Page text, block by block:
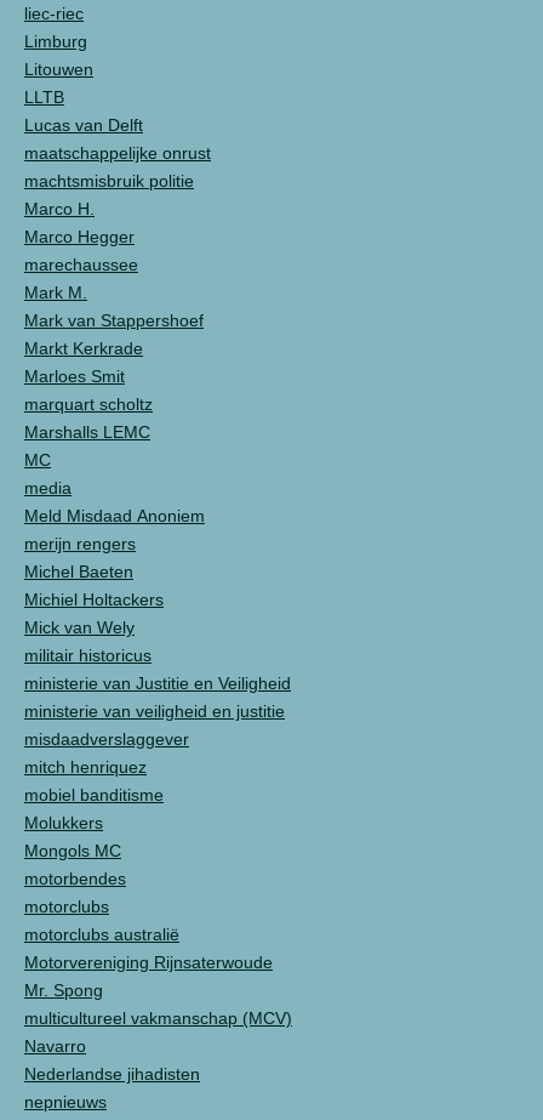
liec-riec
Limburg
Litouwen
LLTB
Lucas van Delft
maatschappelijke onrust
machtsmisbruik politie
Marco H.
Marco Hegger
marechaussee
Mark M.
Mark van Stappershoef
Markt Kerkrade
Marloes Smit
marquart scholtz
Marshalls LEMC
MC
media
Meld Misdaad Anoniem
merijn rengers
Michel Baeten
Michiel Holtackers
Mick van Wely
militair historicus
ministerie van Justitie en Veiligheid
ministerie van veiligheid en justitie
misdaadverslaggever
mitch henriquez
mobiel banditisme
Molukkers
Mongols MC
motorbendes
motorclubs
motorclubs australië
Motorvereniging Rijnsaterwoude
Mr. Spong
multicultureel vakmanschap (MCV)
Navarro
Nederlandse jihadisten
nepnieuws